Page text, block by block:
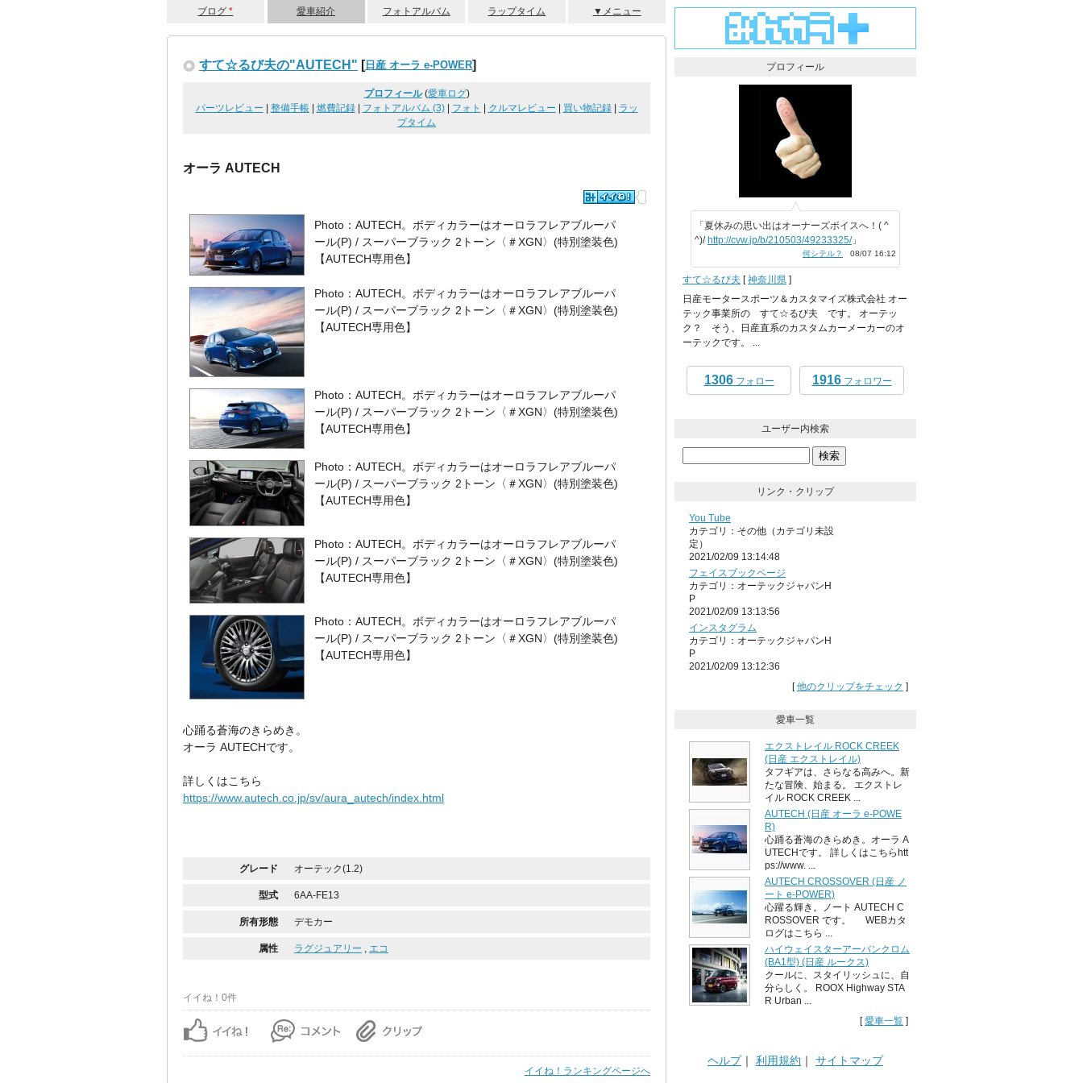
ブログ * 愛車紹介 フォトアルバム ラップタイム ▼メニュー
すて☆るび夫の"AUTECH" [ 日産 オーラ e-POWER]
プロフィール(愛車ログ)
パーツレビュー
整備手帳| 燃費記録| フォトアルバム (3)| フォト クルマレビュー 買い物記録|
ラッ
プタイム
オーラ AUTECH
Photo：AUTECH。ボディカラーはオーロラフレアブルーパ
ール(P) / スーパーブラック 2トーン〈＃XGN〉(特別塗装色)
【AUTECH専用色】
Photo：AUTECH。ボディカラーはオーロラフレアブルーパ
ール(P) / スーパーブラック 2トーン〈＃XGN〉(特別塗装色)
【AUTECH専用色】
Photo：AUTECH。ボディカラーはオーロラフレアブルーパ
ール(P) / スーパーブラック 2トーン〈＃XGN〉(特別塗装色)
【AUTECH専用色】
Photo：AUTECH。ボディカラーはオーロラフレアブルーパ
ール(P) / スーパーブラック 2トーン〈＃XGN〉(特別塗装色)
【AUTECH専用色】
Photo：AUTECH。ボディカラーはオーロラフレアブルーパ
ール(P) / スーパーブラック 2トーン〈＃XGN〉(特別塗装色)
【AUTECH専用色】
Photo：AUTECH。ボディカラーはオーロラフレアブルーパ
ール(P) / スーパーブラック 2トーン〈＃XGN〉(特別塗装色)
【AUTECH専用色】
心踊る蒼海のきらめき。
オーラ AUTECHです。
詳しくはこちら
https://www.autech.co.jp/sv/aura_autech/index.html
グレード オーテック(1.2)
型式 6AA-FE13
所有形態 デモカー
属性 ラグジュアリー , エコ
イイね！0件
イイね！ランキングページへ
プロフィール
「夏休みの思い出はオーナーズボイスへ！( ^
^)/ http://cvw.jp/b/210503/49233325/」
何シテル？ 08/07 16:12
すて☆るび夫 [神奈川県 ]
日産モータースポーツ＆カスタマイズ株式会社 オー
テック事業所の すて☆るび夫 です。 オーテッ
ク？ そう、日産直系のカスタムカーメーカーのオ
ーテックです。 ...
1306フォロー 1916フォロワー
ユーザー内検索
リンク・クリップ
You Tube
カテゴリ：その他（カテゴリ未設
定）
2021/02/09 13:14:48
フェイスブックページ
カテゴリ：オーテックジャパンH
P
2021/02/09 13:13:56
インスタグラム
カテゴリ：オーテックジャパンH
P
2021/02/09 13:12:36
[他のクリップをチェック ]
愛車一覧
エクストレイル ROCK CREEK
(日産 エクストレイル)
タフギアは、さらなる高みへ。新
たな冒険、始まる。 エクストレ
イル ROCK CREEK ...
AUTECH (日産 オーラ e-POWE
R)
心踊る蒼海のきらめき。オーラ A
UTECHです。 詳しくはこちらhtt
ps://www. ...
AUTECH CROSSOVER (日産 ノ
ート e-POWER)
心躍る輝き。ノート AUTECH C
ROSSOVER です。 WEBカタ
ログはこちら ...
ハイウェイスターアーバンクロム
(BA1型) (日産 ルークス)
クールに、スタイリッシュに、自
分らしく。 ROOX Highway STA
R Urban ...
[愛車一覧 ]
ヘルプ｜ 利用規約 ｜ サイトマップ